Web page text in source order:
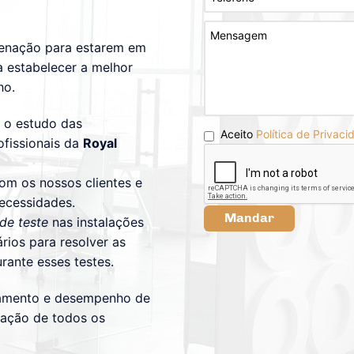
para estarem em
estabelecer a melhor
o estudo das
da Royal
os nossos clientes e
teste nas instalações
para resolver as
esses testes.
e desempenho de
de todos os
Aceito Política de
Mandar